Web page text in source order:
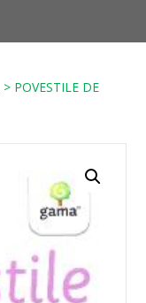
> POVESTILE DE